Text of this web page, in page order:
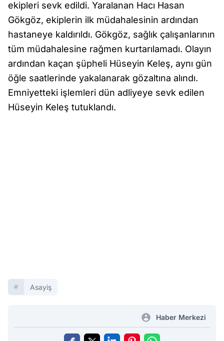
ekipleri sevk edildi. Yaralanan Hacı Hasan
Gökgöz, ekiplerin ilk müdahalesinin ardından
hastaneye kaldırıldı. Gökgöz, sağlık çalışanlarının
tüm müdahalesine rağmen kurtarılamadı. Olayın
ardından kaçan şüpheli Hüseyin Keleş, aynı gün
öğle saatlerinde yakalanarak gözaltına alındı.
Emniyetteki işlemleri dün adliyeye sevk edilen
Hüseyin Keleş tutuklandı.
Asayiş
Haber Merkezi